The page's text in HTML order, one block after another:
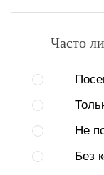
Часто
Не
Без